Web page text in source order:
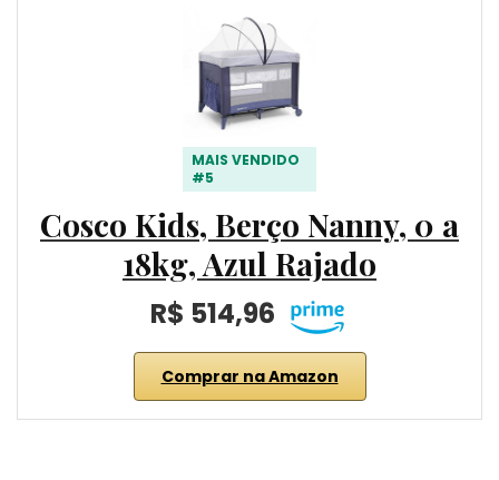
MAIS VENDIDO
#5
Cosco Kids, Berço Nanny, 0 a
18kg, Azul Rajado
R$ 514,96
Comprar na Amazon